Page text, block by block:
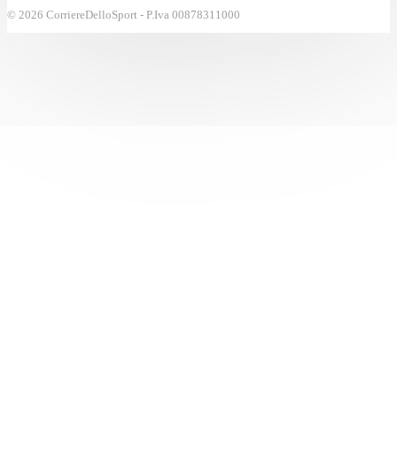
© 2026 CorriereDelloSport - P.Iva 00878311000